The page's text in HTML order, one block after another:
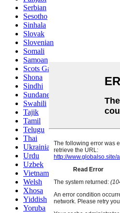
Serbian
Sesotho
Sinhala
Slovak
Slovenian
Somali
Samoan
Scots Gaelic
Shona
Sindhi
Sundanese
Swahili
Tajik
Tamil
Telugu
Thai
Ukrainian
Urdu
Uzbek
Vietnamese
Welsh
Xhosa
Yiddish
Yoruba